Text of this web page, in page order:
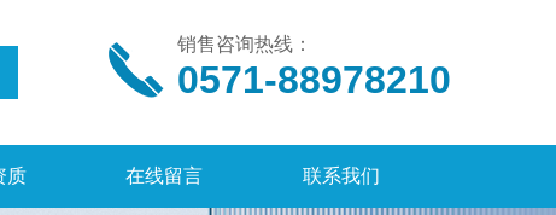
销售咨询热线：
0571-88978210
质 在线留言 联系我们